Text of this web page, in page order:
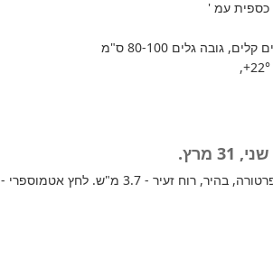
קלים, גובה גלים 80-100 ס"מ
+22°
,
מרץ.
מחר ברוב חלקי הארץ עלייה חדה בטמפרטורה, בהיר, רוח זעיר - 3.7 מ"ש. לחץ אטמוספרי -